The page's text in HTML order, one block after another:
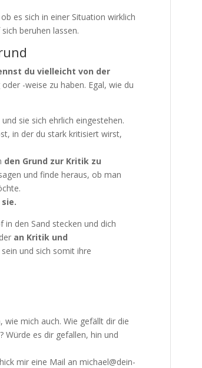
es sich in einer Situation wirklich
beruhen lassen.
du vielleicht von der
-weise zu haben. Egal, wie du
sie sich ehrlich eingestehen.
in der du stark kritisiert wirst,
den Grund zur Kritik zu
und finde heraus, ob man
den Sand stecken und dich
an Kritik und
und sich somit ihre
mich auch. Wie gefällt dir die
Würde es dir gefallen, hin und
mir eine Mail an michael@dein-